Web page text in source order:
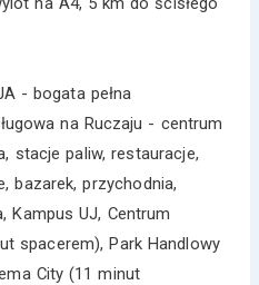
- bogata pełna
na Ruczaju - centrum
stacje paliw, restauracje,
bazarek, przychodnia,
Kampus UJ, Centrum
spacerem), Park Handlowy
City (11 minut